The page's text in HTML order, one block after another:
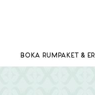
BOKA RUMPAKET &